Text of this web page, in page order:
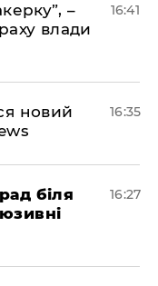
–
влади
16:41
новий
16:35
біля
16:27